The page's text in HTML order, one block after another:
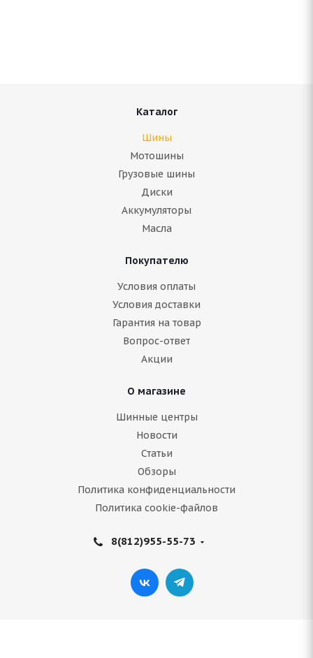
Antares Ingens EV 215/60 R16 95H
Каталог
Шины
Мотошины
Грузовые шины
Диски
Аккумуляторы
Масла
Покупателю
Условия оплаты
Условия доставки
Гарантия на товар
Вопрос-ответ
Акции
О магазине
Шинные центры
Новости
Статьи
Обзоры
Политика конфиденциальности
Политика cookie-файлов
8(812)955-55-73